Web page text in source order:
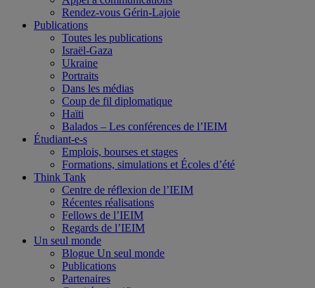
Rendez-vous Gérin-Lajoie
Publications
Toutes les publications
Israël-Gaza
Ukraine
Portraits
Dans les médias
Coup de fil diplomatique
Haïti
Balados – Les conférences de l’IEIM
Étudiant-e-s
Emplois, bourses et stages
Formations, simulations et Écoles d’été
Think Tank
Centre de réflexion de l’IEIM
Récentes réalisations
Fellows de l’IEIM
Regards de l’IEIM
Un seul monde
Blogue Un seul monde
Publications
Partenaires